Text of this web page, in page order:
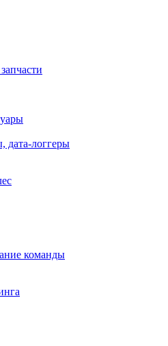
дата-логгеры
команды